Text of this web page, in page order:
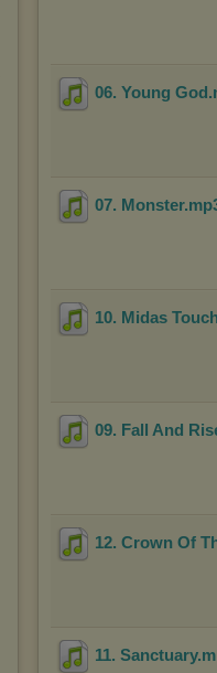
06. Young God
07. Monster
10. Midas
09. Fall And
12. Crown Of
11. Sanctuary